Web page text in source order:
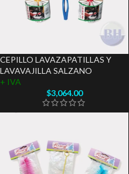
CEPILLO LAVAZAPATILLAS Y
LAVAVAJILLA SALZANO
+ IVA
$3,064.00